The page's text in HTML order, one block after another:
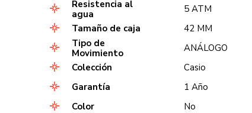
Resistencia al
agua
5 ATM
Tamaño de caja
42 MM
Tipo de
Movimiento
ANÁLOGO
Colección
Casio
Garantía
1 Año
Color
No